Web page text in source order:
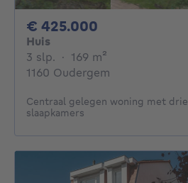
€ 425.000
Huis
3 slp. 3 slaapkamers
· 169 m²
1160 Oudergem
Centraal gelegen woning met drie
slaapkamers